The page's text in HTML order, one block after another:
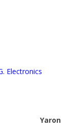
Dart
Yaron